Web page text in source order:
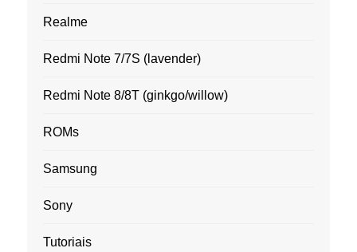
Realme
Redmi Note 7/7S (lavender)
Redmi Note 8/8T (ginkgo/willow)
ROMs
Samsung
Sony
Tutoriais